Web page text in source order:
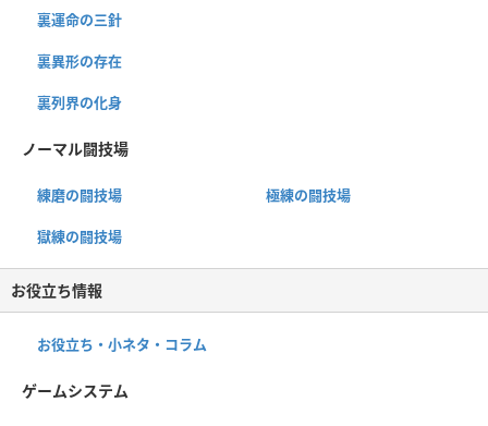
裏運命の三針
裏異形の存在
裏列界の化身
ノーマル闘技場
練磨の闘技場 極練の闘技場
獄練の闘技場
お役立ち情報
お役立ち・小ネタ・コラム
ゲームシステム